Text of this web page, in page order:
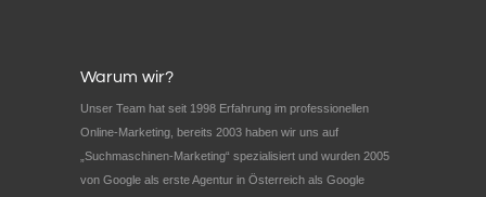
Warum wir?
Unser Team hat seit 1998 Erfahrung im professionellen
Online-Marketing, bereits 2003 haben wir uns auf
„Suchmaschinen-Marketing“ spezialisiert und wurden 2005
von Google als erste Agentur in Österreich als Google